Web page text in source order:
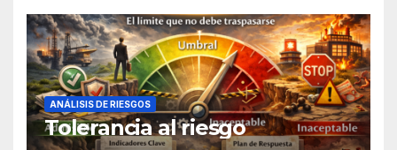
ANÁLISIS DE RIESGOS
Tolerancia al riesgo